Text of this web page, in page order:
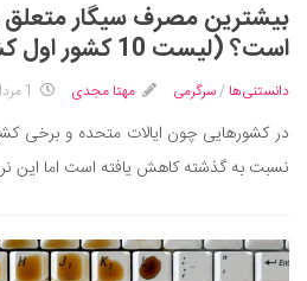
بیشترین مصرف سیگار متعلق
است؟ (لیست 10 کشور اول کشیدن سیگار)
دانستنی‌ها /سرگرمی مهتا مجدی 1 مرداد, 1398
در کشورهایی چون ایالات متحده و برخی
نسبت به گذشته کاهش یافته است اما این